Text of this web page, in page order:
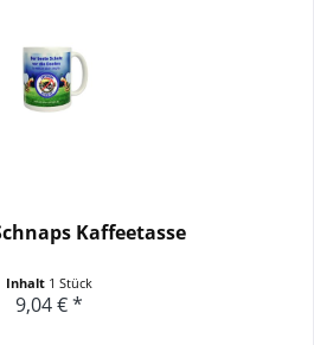
Kaffeetasse
Inhalt 1 Stück
9,04 € *